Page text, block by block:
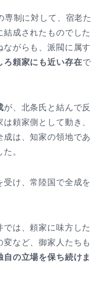
専制に対して、宿老た
成されたものでした
がらも、派閥に属す
ろ頼家にも近い存在で
が、北条氏と結んで反
頼家側として動き、
は、知家の領地であ
。
け、常陸国で全成を
は、頼家に味方した
変など、御家人たちも
自の立場を保ち続けま